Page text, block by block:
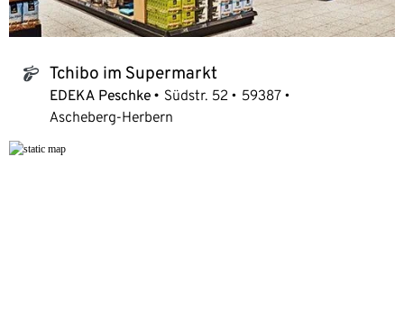
tchibo_logo Tchibo im Supermarkt
EDEKA Peschke Südstr. 52
59387
Ascheberg-Herbern